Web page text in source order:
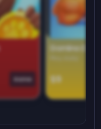
Game
Domino
$9